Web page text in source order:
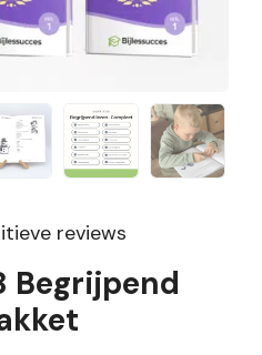
reviews
Begrijpend